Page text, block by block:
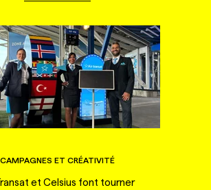
CAMPAGNES ET CRÉATIVITÉ
et Celsius font tourner